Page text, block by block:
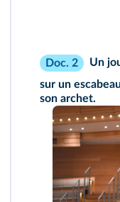
Doc. 2
Un
sur un
son archet.